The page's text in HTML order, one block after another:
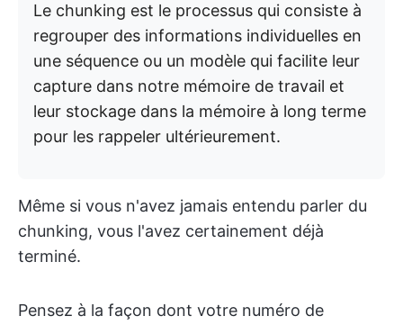
Le chunking est le processus qui consiste à
regrouper des informations individuelles en
une séquence ou un modèle qui facilite leur
capture dans notre mémoire de travail et
leur stockage dans la mémoire à long terme
pour les rappeler ultérieurement.
Même si vous n'avez jamais entendu parler du
chunking, vous l'avez certainement déjà
terminé.
Pensez à la façon dont votre numéro de